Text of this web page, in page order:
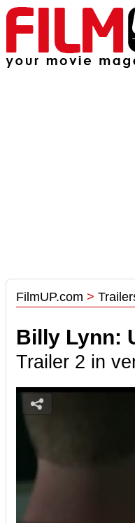
FilmUP.com >
Billy Lynn:
Trailer 2 in